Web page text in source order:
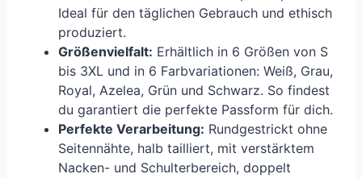
Ideal für den täglichen Gebrauch und ethisch
produziert.
Größenvielfalt: Erhältlich in 6 Größen von S
bis 3XL und in 6 Farbvariationen: Weiß, Grau,
Royal, Azelea, Grün und Schwarz. So findest
du garantiert die perfekte Passform für dich.
Perfekte Verarbeitung: Rundgestrickt ohne
Seitennähte, halb tailliert, mit verstärktem
Nacken- und Schulterbereich, doppelt